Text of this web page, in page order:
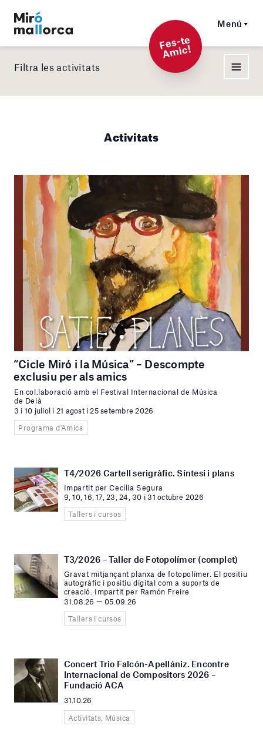
Menú
F
es-t
e
A
mi
c!
Filtra les activitats
Activitats
“Cicle Miró i la Música” – Descompte
exclusiu per als amics
En col.laboració amb el Festival Internacional de Música
de Deià
3 i 10 juliol i 21 agost i 25 setembre 2026
Programa d'Amics
T4/2026 Cartell serigràfic. Síntesi i plans
Impartit per Cecília Segura
9, 10, 16, 17, 23, 24, 30 i 31 octubre 2026
Tallers i cursos
T3/2026 – Taller de Fotopolímer (complet)
Gravat mitjançant planxa de fotopolímer. El positiu
autogràfic i positiu digital com a suports de
creació. Impartit per Ramón Freire
31.08.26 — 05.09.26
Tallers i cursos
Concert Trio Falcón-Apellániz. Encontre
Internacional de Compositors 2026 –
Fundació ACA
31.10.26
Activitats, Música